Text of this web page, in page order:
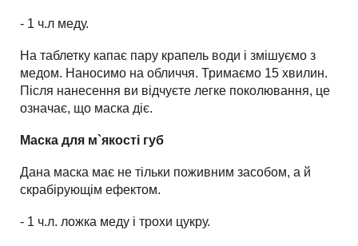
- 1 ч.л меду.
На таблетку капає пару крапель води і змішуємо з
медом. Наносимо на обличчя. Тримаємо 15 хвилин.
Після нанесення ви відчуєте легке поколювання, це
означає, що маска діє.
Маска для м`якості губ
Дана маска має не тільки поживним засобом, а й
скрабірующім ефектом.
- 1 ч.л. ложка меду і трохи цукру.